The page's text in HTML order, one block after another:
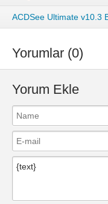
ACDSee Ultimate v10.3
Yorumlar (0)
Yorum Ekle